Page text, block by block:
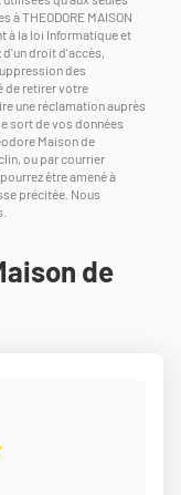
THEODORE MAISON
à la loi Informatique et
droit d'accès,
des
de retirer votre
une réclamation auprès
sort de vos données
Maison de
ou par courrier
pourrez être amené à
précitée. Nous
de